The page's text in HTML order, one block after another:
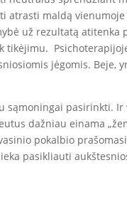
atrasti maldą
už rezultatą
tikėjimu.
jėgomis.
sąmoningai pasirinkti.
dažniau einama
pokalbio
pasikliauti